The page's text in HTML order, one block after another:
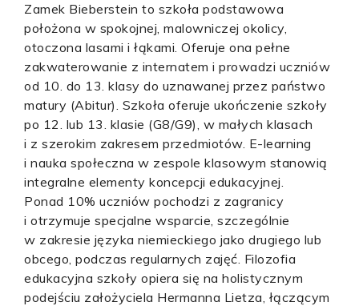
Zamek Bieberstein to szkoła podstawowa
położona w spokojnej, malowniczej okolicy,
otoczona lasami i łąkami. Oferuje ona pełne
zakwaterowanie z internatem i prowadzi uczniów
od 10. do 13. klasy do uznawanej przez państwo
matury (Abitur). Szkoła oferuje ukończenie szkoły
po 12. lub 13. klasie (G8/G9), w małych klasach
i z szerokim zakresem przedmiotów. E-learning
i nauka społeczna w zespole klasowym stanowią
integralne elementy koncepcji edukacyjnej.
Ponad 10% uczniów pochodzi z zagranicy
i otrzymuje specjalne wsparcie, szczególnie
w zakresie języka niemieckiego jako drugiego lub
obcego, podczas regularnych zajęć. Filozofia
edukacyjna szkoły opiera się na holistycznym
podejściu założyciela Hermanna Lietza, łączącym